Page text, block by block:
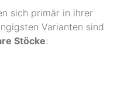
sich primär in ihrer
Varianten sind
Stöcke: